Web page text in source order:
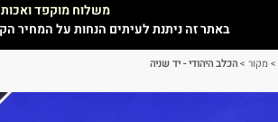
משלוח מוקפד
באתר זה ניתנת לעיתים הנחות על המחיר
>מקור >הכלב היהודי - יד שניה